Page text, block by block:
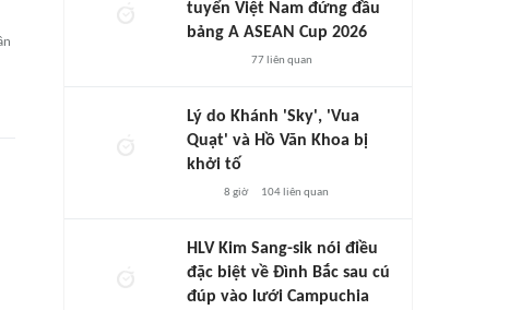
tuyển Việt Nam đứng đầu
bảng A ASEAN Cup 2026
77liên quan
Lý do Khánh 'Sky', 'Vua
Quạt' và Hồ Văn Khoa bị
khởi tố
8 giờ 104liên quan
HLV Kim Sang-sik nói điều
đặc biệt về Đình Bắc sau cú
đúp vào lưới Campuchia